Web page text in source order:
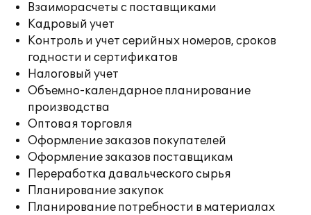
Взаиморасчеты с поставщиками
Кадровый учет
Контроль и учет серийных номеров, сроков
годности и сертификатов
Налоговый учет
Объемно-календарное планирование
производства
Оптовая торговля
Оформление заказов покупателей
Оформление заказов поставщикам
Переработка давальческого сырья
Планирование закупок
Планирование потребности в материалах